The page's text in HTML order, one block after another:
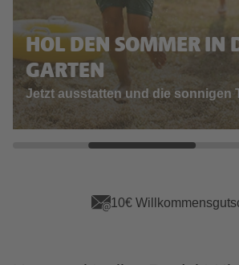
HOL DEN SOMMER IN
GARTEN
Jetzt ausstatten und die sonnigen
10€